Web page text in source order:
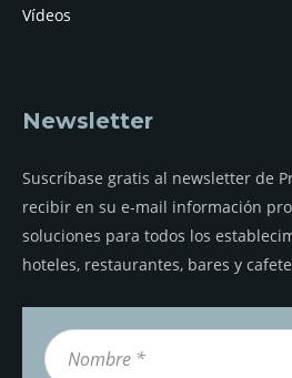
Vídeos
Newsletter
Suscríbase gratis al newsletter de
recibir en su e-mail información
soluciones para todos los
hoteles, restaurantes, bares y